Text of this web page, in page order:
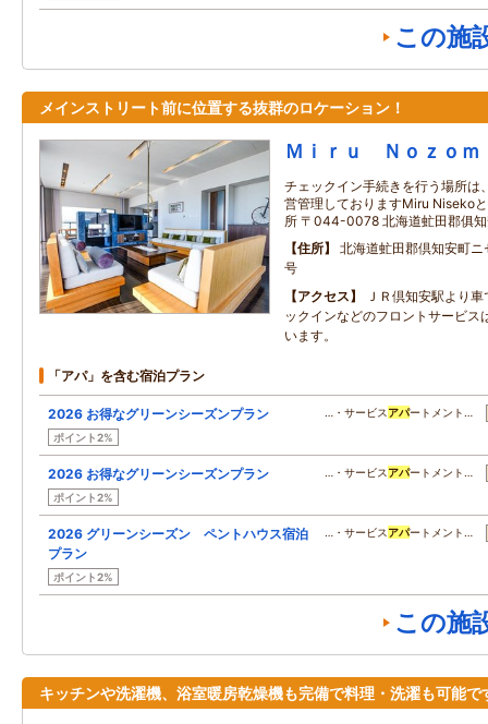
この施
メインストリート前に位置する抜群のロケーション！
Ｍｉｒｕ Ｎｏｚｏ
チェックイン手続きを行う場所
営管理しておりますMiru Niseko
所 〒044-0078 北海道虻田郡俱
住所
北海道虻田郡倶知安町
号
アクセス
ＪＲ倶知安駅より
ックインなどのフロントサービ
います。
「アパ」を含む宿泊プラン
2026 お得なグリーンシーズンプラン
ポイント2%
…・サービス アパートメント…
2026 お得なグリーンシーズンプラン
ポイント2%
…・サービス アパートメント…
2026 グリーンシーズン ペントハウス宿泊
プラン
ポイント2%
…・サービス アパートメント…
この施
キッチンや洗濯機、浴室暖房乾燥機も完備で料理・洗濯も可能で